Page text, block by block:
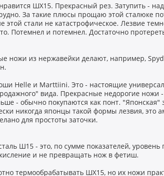
ШХ15. Прекрасный рез. Затупить -
За такие плюсы прощаю этой сталюке
этой стали не катастрофическое. Лезвие
Потемнел и потемнел. Достаточно
ножи из нержавейки делают, например,
Helle и Marttiini. Это - настоящие
вида. Прекрасные недорогие ножи
- обычно покупаются как понт. "Японская"
никогда японцы такой формы лезвия, это
для простоты заточки.
Ш15 - это, по сумме показателей,
и не превращать нож в фетиш.
термообрабатывать ШХ15, но их ножи